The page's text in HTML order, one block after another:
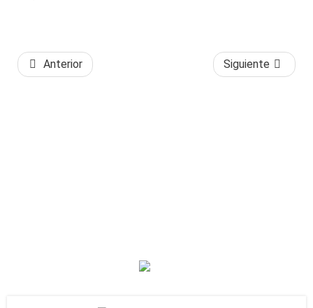
Anterior Siguiente